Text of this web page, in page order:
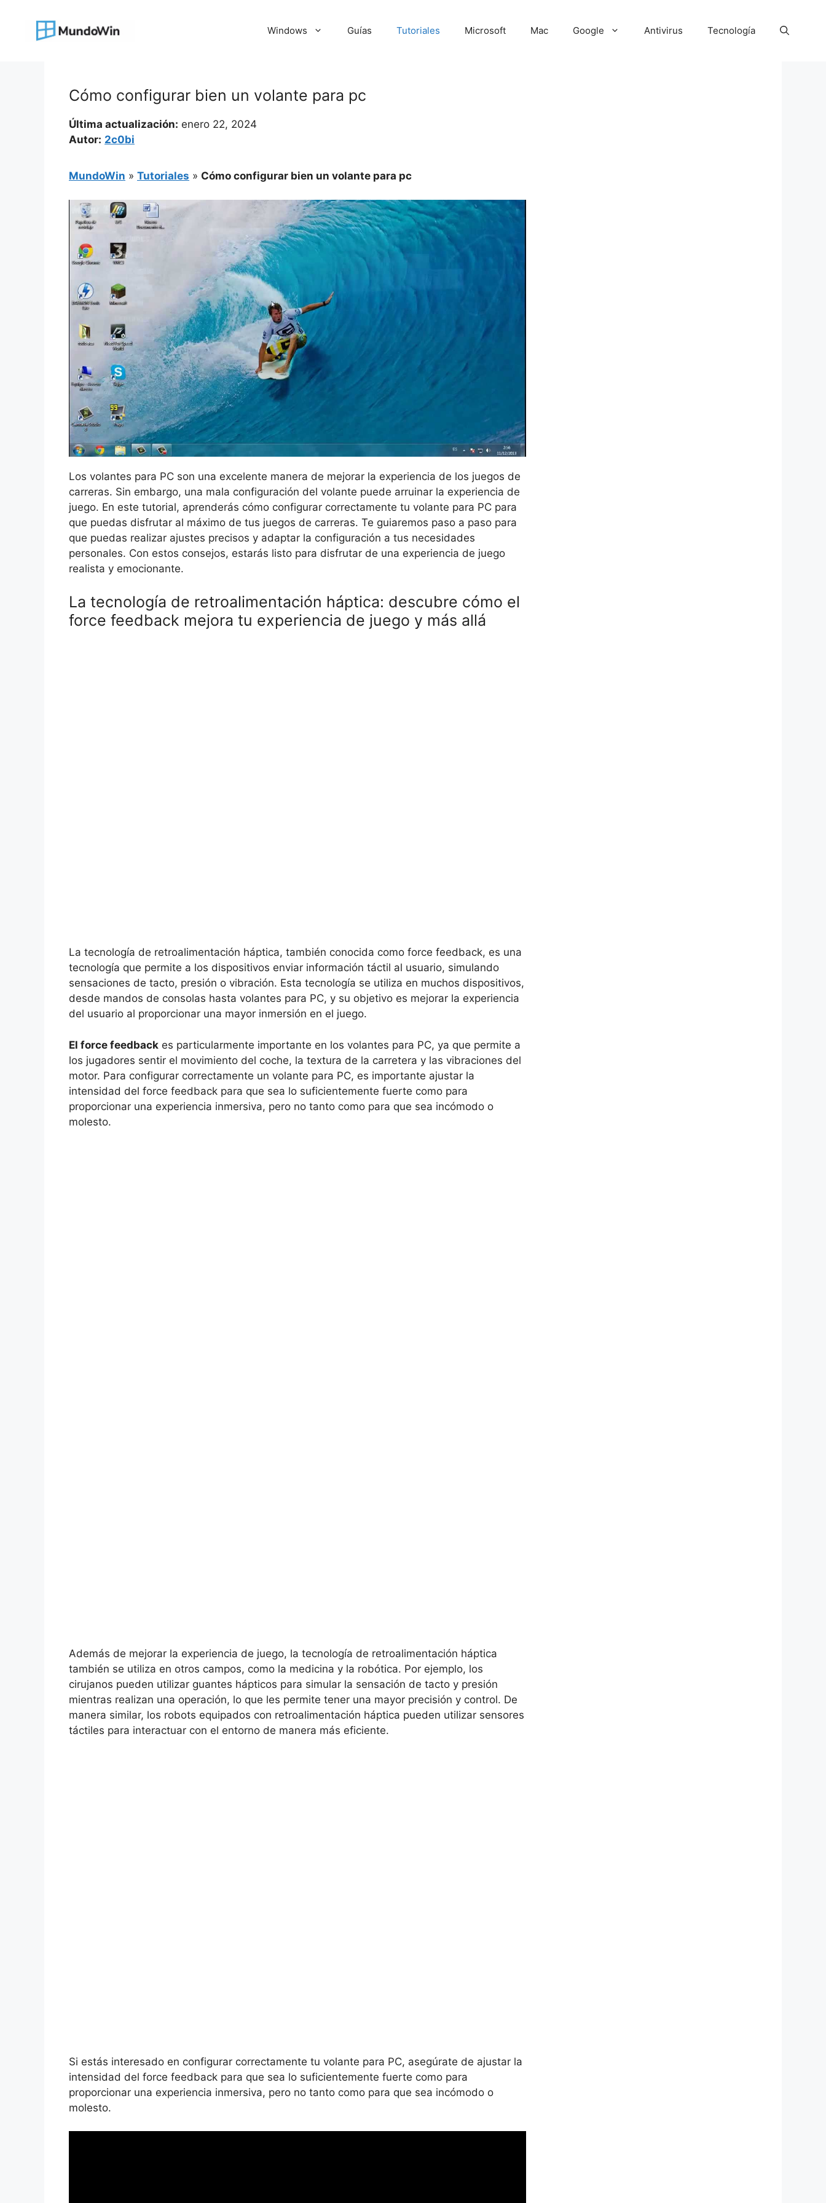
contenido
Windows Guías Tutoriales Microsoft Mac Google Antivirus Tecnología
Cómo configurar bien un volante para pc
Última actualización: enero 22, 2024
Autor: 2c0bi
MundoWin » Tutoriales » Cómo configurar bien un volante para pc
Los volantes para PC son una excelente manera de mejorar la experiencia de los juegos de
carreras. Sin embargo, una mala configuración del volante puede arruinar la experiencia de
juego. En este tutorial, aprenderás cómo configurar correctamente tu volante para PC para
que puedas disfrutar al máximo de tus juegos de carreras. Te guiaremos paso a paso para
que puedas realizar ajustes precisos y adaptar la configuración a tus necesidades
personales. Con estos consejos, estarás listo para disfrutar de una experiencia de juego
realista y emocionante.
La tecnología de retroalimentación háptica: descubre cómo el
force feedback mejora tu experiencia de juego y más allá
La tecnología de retroalimentación háptica, también conocida como force feedback, es una
tecnología que permite a los dispositivos enviar información táctil al usuario, simulando
sensaciones de tacto, presión o vibración. Esta tecnología se utiliza en muchos dispositivos,
desde mandos de consolas hasta volantes para PC, y su objetivo es mejorar la experiencia
del usuario al proporcionar una mayor inmersión en el juego.
El force feedback es particularmente importante en los volantes para PC, ya que permite a
los jugadores sentir el movimiento del coche, la textura de la carretera y las vibraciones del
motor. Para configurar correctamente un volante para PC, es importante ajustar la
intensidad del force feedback para que sea lo suficientemente fuerte como para
proporcionar una experiencia inmersiva, pero no tanto como para que sea incómodo o
molesto.
Además de mejorar la experiencia de juego, la tecnología de retroalimentación háptica
también se utiliza en otros campos, como la medicina y la robótica. Por ejemplo, los
cirujanos pueden utilizar guantes hápticos para simular la sensación de tacto y presión
mientras realizan una operación, lo que les permite tener una mayor precisión y control. De
manera similar, los robots equipados con retroalimentación háptica pueden utilizar sensores
táctiles para interactuar con el entorno de manera más eficiente.
Si estás interesado en configurar correctamente tu volante para PC, asegúrate de ajustar la
intensidad del force feedback para que sea lo suficientemente fuerte como para
proporcionar una experiencia inmersiva, pero no tanto como para que sea incómodo o
molesto.